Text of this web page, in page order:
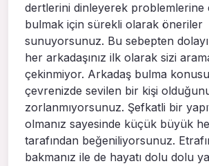
dertlerini dinleyerek problemlerine
bulmak için sürekli olarak öneriler
sunuyorsunuz. Bu sebepten dolayı
her arkadaşınız ilk olarak sizi
çekinmiyor. Arkadaş bulma
çevrenizde sevilen bir kişi
zorlanmıyorsunuz. Şefkatli bir
olmanız sayesinde küçük büyük
tarafından beğeniliyorsunuz.
bakmanız ile de hayatı dolu dolu